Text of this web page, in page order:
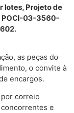
lotes, Projeto de
POCI-03-3560-
as peças do
o convite à
encargos.
correio
e